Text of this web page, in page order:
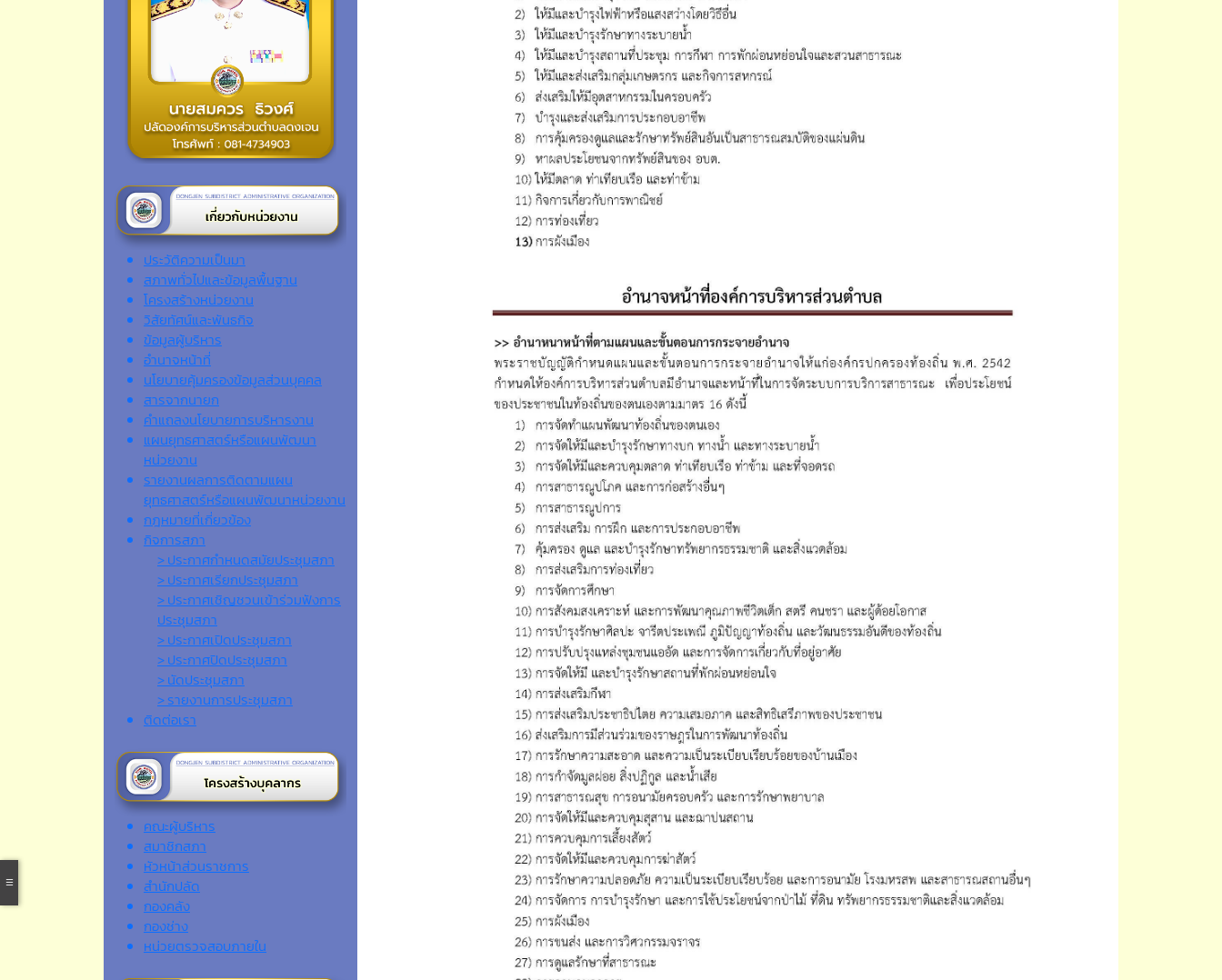
ประวัติความเป็นมา
สภาพทั่วไปและข้อมูลพื้นฐาน
โครงสร้างหน่วยงาน
วิสัยทัศน์และพันธกิจ
ข้อมูลผู้บริหาร
อำนาจหน้าที่
นโยบายคุ้มครองข้อมูลส่วนบุคคล
สารจากนายก
คำแถลงนโยบายการบริหารงาน
แผนยุทธศาสตร์หรือแผนพัฒนา
หน่วยงาน
รายงานผลการติดตามแผน
ยุทธศาสตร์หรือแผนพัฒนาหน่วยงาน
กฎหมายที่เกี่ยวข้อง
กิจการสภา
> ประกาศกำหนดสมัยประชุมสภา
> ประกาศเรียกประชุมสภา
> ประกาศเชิญชวนเข้าร่วมฟังการ
ประชุมสภา
> ประกาศเปิดประชุมสภา
> ประกาศปิดประชุมสภา
> นัดประชุมสภา
> รายงานการประชุมสภา
ติดต่อเรา
คณะผู้บริหาร
สมาชิกสภา
หัวหน้าส่วนราชการ
สำนักปลัด
กองคลัง
กองช่าง
หน่วยตรวจสอบภายใน